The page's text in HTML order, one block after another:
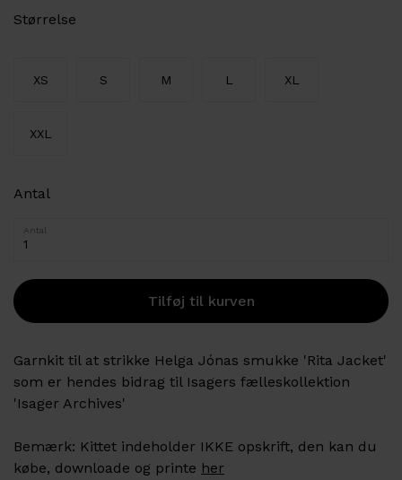
Størrelse
XS S M L XL
XXL
Antal
Antal
Garnkit til at strikke Helga Jónas smukke 'Rita Jacket'
som er hendes bidrag til Isagers fælleskollektion
'Isager Archives'
Bemærk: Kittet indeholder IKKE opskrift, den kan du
købe, downloade og printe her